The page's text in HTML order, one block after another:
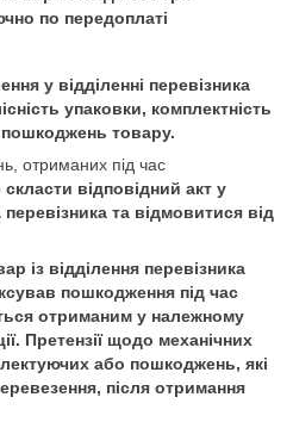
по передоплаті
у відділенні перевізника
упаковки, комплектність
пошкоджень товару.
отриманих під час
скласти відповідний акт у
та відмовитися від
із відділення перевізника
пошкодження під час
отриманим у належному
Претензії щодо механічних
або пошкоджень, які
після отримання